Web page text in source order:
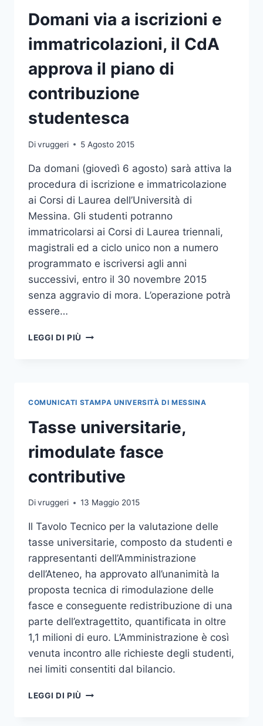
TASSA
DI
CONGUAGLIO:
MAV
DISPONIBILI
Domani via a iscrizioni e
immatricolazioni, il CdA
approva il piano di
contribuzione
studentesca
Divruggeri 5 Agosto 2015
Da domani (giovedì 6 agosto) sarà attiva la
procedura di iscrizione e immatricolazione
ai Corsi di Laurea dell’Università di
Messina. Gli studenti potranno
immatricolarsi ai Corsi di Laurea triennali,
magistrali ed a ciclo unico non a numero
programmato e iscriversi agli anni
successivi, entro il 30 novembre 2015
senza aggravio di mora. L’operazione potrà
essere…
LEGGI DI PIÙ DOMANI
IMMATRICOLAZIONI,
APPROVA
IL
PIANO
CONTRIBUZIONE
COMUNICATI STAMPA UNIVERSITÀ DI MESSINA
Tasse universitarie,
rimodulate fasce
contributive
Divruggeri 13 Maggio 2015
Il Tavolo Tecnico per la valutazione delle
tasse universitarie, composto da studenti e
rappresentanti dell’Amministrazione
dell’Ateneo, ha approvato all’unanimità la
proposta tecnica di rimodulazione delle
fasce e conseguente redistribuzione di una
parte dell’extragettito, quantificata in oltre
1,1 milioni di euro. L’Amministrazione è così
venuta incontro alle richieste degli studenti,
nei limiti consentiti dal bilancio.
LEGGI DI PIÙ TASSE